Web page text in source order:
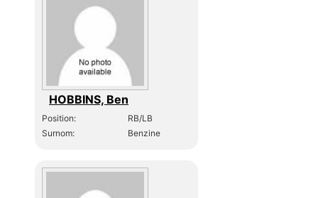
HOBBINS, Ben
Position:
RB/LB
Surnom:
Benzine